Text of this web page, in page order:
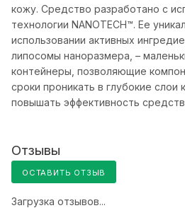
кожу. Средство разработано с
технологии NANOTECH™. Ее
использовании активных
липосомы наноразмера, –
контейнеры, позволяющие
сроки проникать в глубокие
повышать эффективность
Отзывы
ОСТАВИТЬ ОТЗЫВ
Загрузка отзывов...